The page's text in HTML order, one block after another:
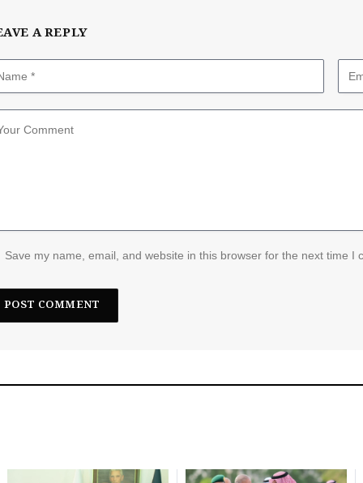
A REPLY
Save my name, email, and website in this browser for the next time I